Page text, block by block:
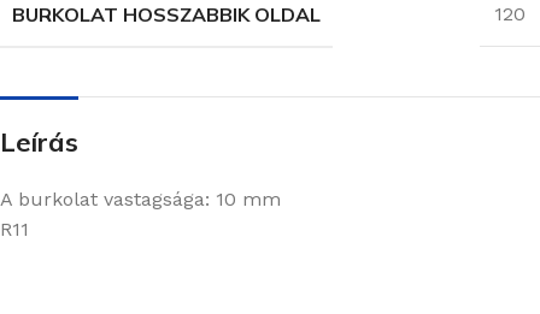
BURKOLAT HOSSZABBIK OLDAL 120
Leírás
A burkolat vastagsága: 10 mm
R11